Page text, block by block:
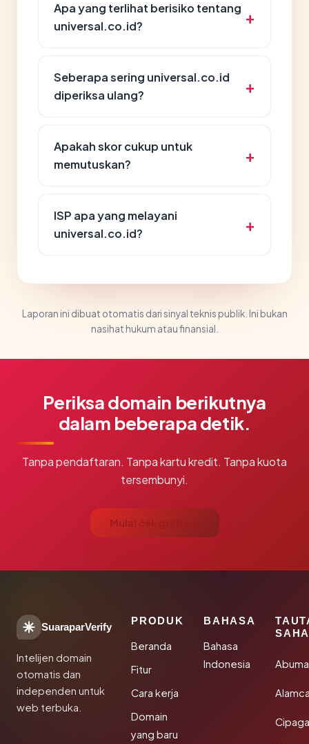
Apa yang terlihat berisiko tentang
universal.co.id?
Seberapa sering universal.co.id
diperiksa ulang?
Apakah skor cukup untuk
memutuskan?
ISP apa yang melayani
universal.co.id?
Laporan ini dibuat otomatis dari sinyal teknis publik. Ini bukan
nasihat hukum atau finansial.
Periksa domain berikutnya
dalam beberapa detik.
Tanpa pendaftaran. Tanpa kartu kredit. Tanpa kuota
tersembunyi.
Mulai cek gratis →
SuaraparVerify
Intelijen domain
otomatis dan
independen untuk
web terbuka.
PRODUK
Beranda
Fitur
Cara kerja
Domain
yang baru
BAHASA
Bahasa
Indonesia